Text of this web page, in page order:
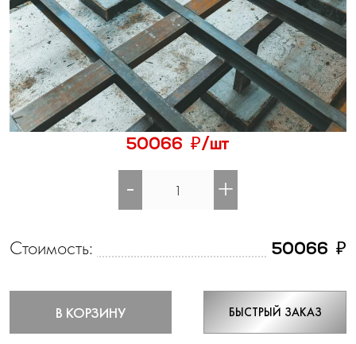
50066 ₽/шт
- +
Стоимость: 50066 ₽
В КОРЗИНУ БЫСТРЫЙ ЗАКАЗ